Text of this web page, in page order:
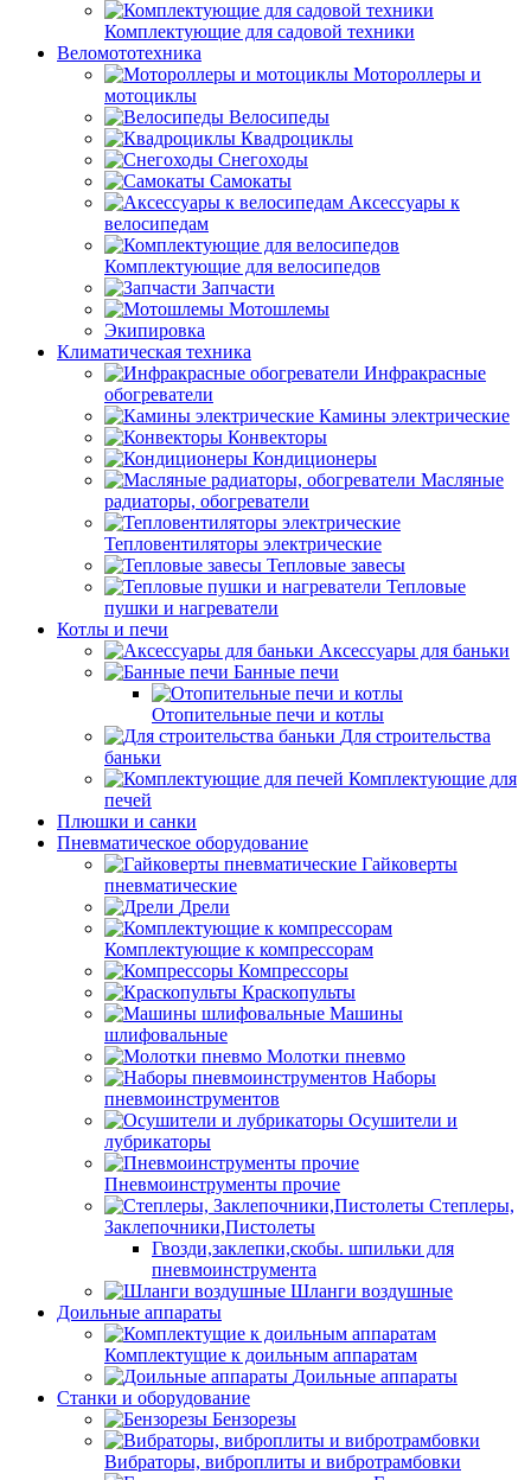
Комплектующие для садовой техники
Веломототехника
Мотороллеры и
мотоциклы
Велосипеды
Квадроциклы
Снегоходы
Самокаты
Аксессуары к
велосипедам
Комплектующие для велосипедов
Запчасти
Мотошлемы
Экипировка
Климатическая техника
Инфракрасные
обогреватели
Камины электрические
Конвекторы
Кондиционеры
Масляные
радиаторы, обогреватели
Тепловентиляторы электрические
Тепловые завесы
Тепловые
пушки и нагреватели
Котлы и печи
Аксессуары для баньки
Банные печи
Отопительные печи и котлы
Для строительства
баньки
Комплектующие для
печей
Плюшки и санки
Пневматическое оборудование
Гайковерты
пневматические
Дрели
Комплектующие к компрессорам
Компрессоры
Краскопульты
Машины
шлифовальные
Молотки пневмо
Наборы
пневмоинструментов
Осушители и
лубрикаторы
Пневмоинструменты прочие
Степлеры,
Заклепочники,Пистолеты
Гвозди,заклепки,скобы. шпильки для
пневмоинструмента
Шланги воздушные
Доильные аппараты
Комплектущие к доильным аппаратам
Доильные аппараты
Станки и оборудование
Бензорезы
Вибраторы, виброплиты и вибротрамбовки